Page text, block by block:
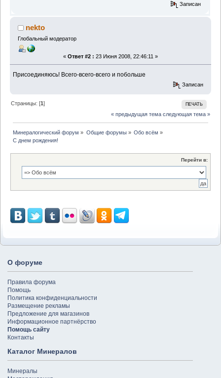
Записан
nekto
Глобальный модератор
« Ответ #2 : 23 Июня 2008, 22:46:11 »
Присоединяюсь! Всего-всего-всего и побольше
Записан
ПЕЧАТЬ
Страницы: [1]
« предыдущая тема следующая тема »
Минералогический форум » Общие форумы» Обо всём »
С днем рождения!
Перейти в:
О форуме
Правила форума
Помощь
Политика конфиденциальности
Размещение рекламы
Предложение для магазинов
Информационное партнёрство
Помощь сайту
Контакты
Каталог Минералов
Минералы